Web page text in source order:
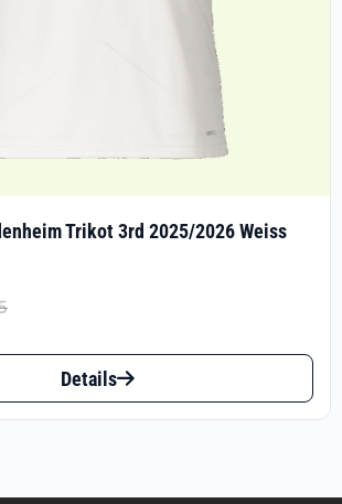
Trikot 3rd 2025/2026 Weiss
Details